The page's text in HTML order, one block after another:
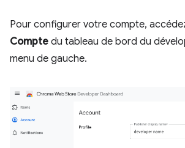
Pour configurer votre compte,
Compte du tableau de bord du
menu de gauche.